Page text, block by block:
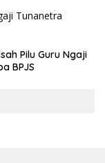
Pilu Guru Ngaji
BPJS